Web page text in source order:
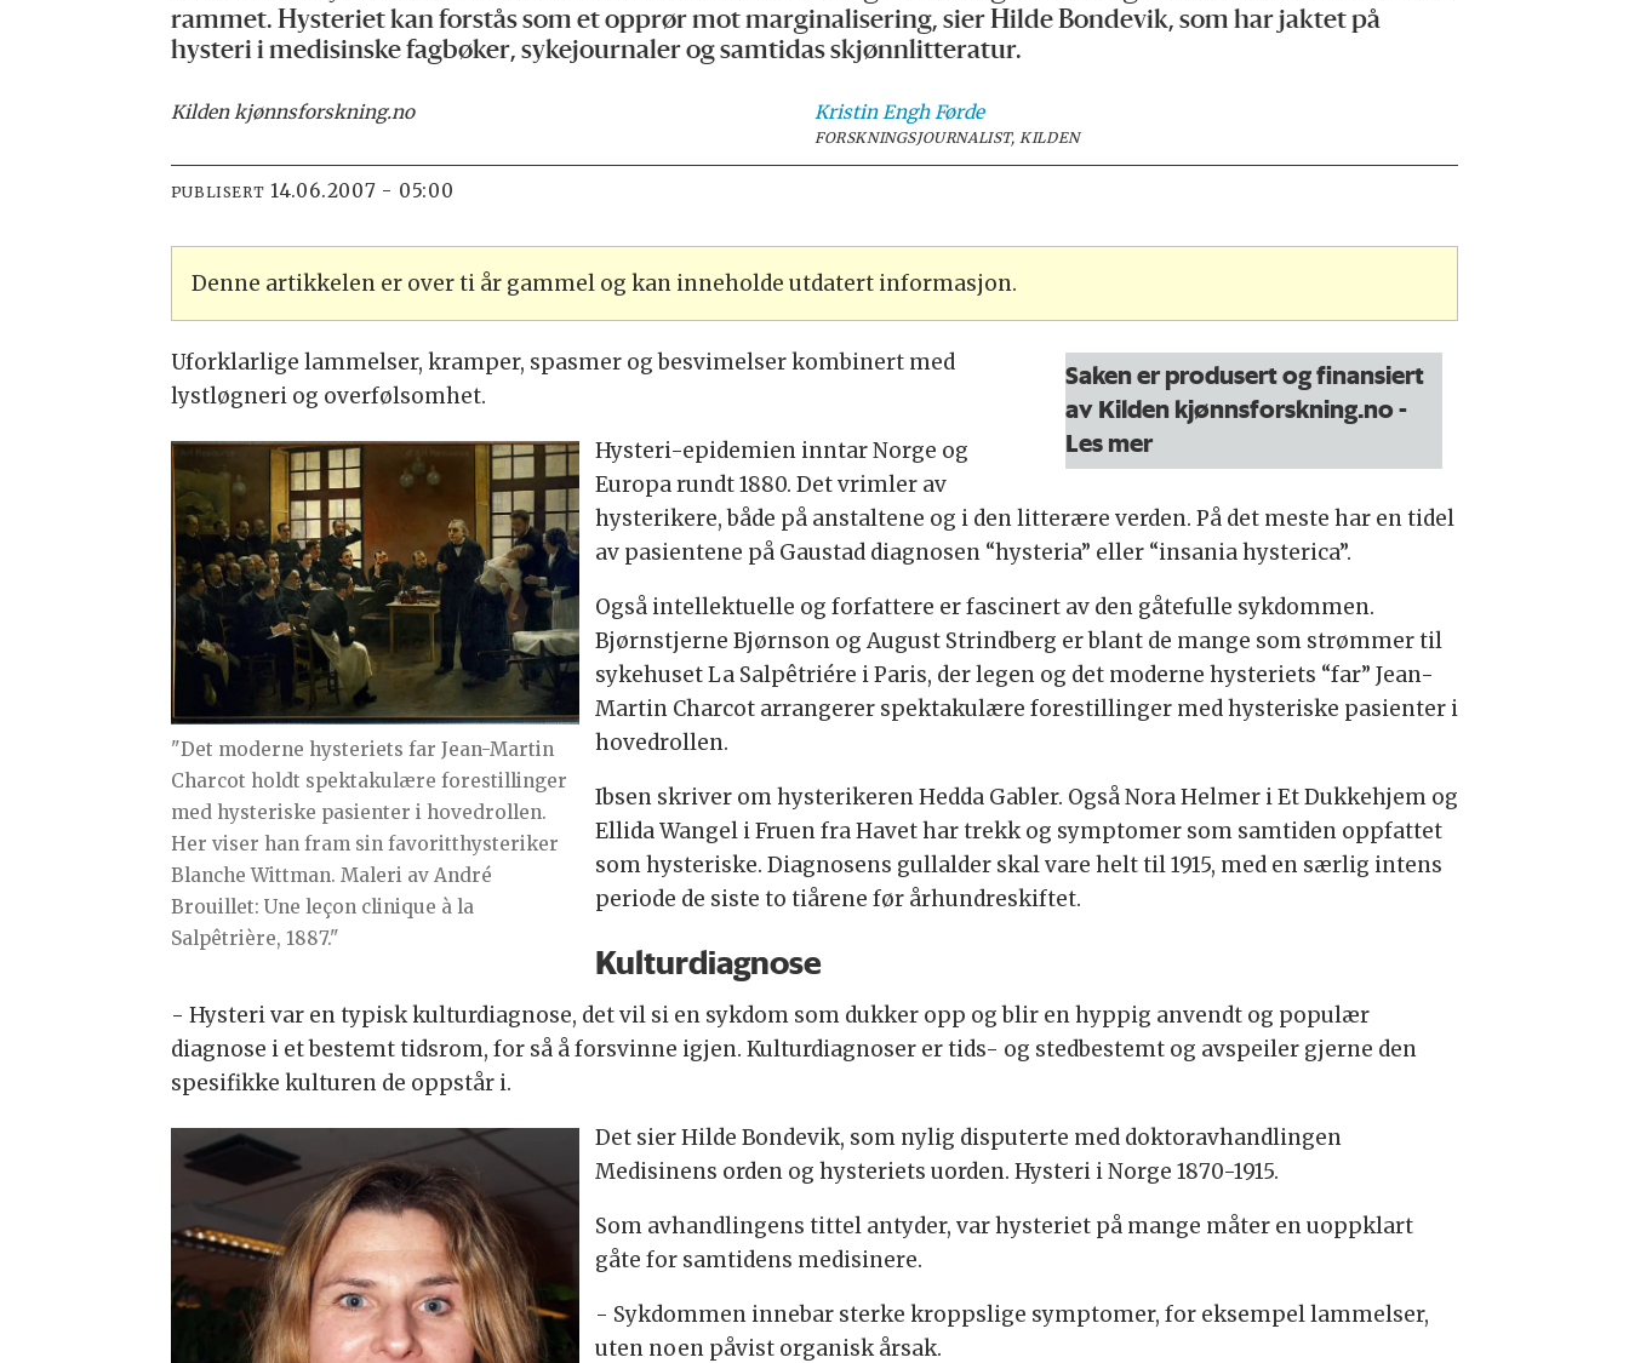
rammet. Hysteriet kan forstås som et opprør mot marginalisering, sier Hilde Bondevik, som har jaktet på
hysteri i medisinske fagbøker, sykejournaler og samtidas skjønnlitteratur.
Kilden kjønnsforskning.no Kristin Engh Førde
FORSKNINGSJOURNALIST, KILDEN
PUBLISERT 14.06.2007 - 05:00
Denne artikkelen er over ti år gammel og kan inneholde utdatert informasjon.
Saken er produsert og finansiert
av Kilden kjønnsforskning.no-
Les mer
Uforklarlige lammelser, kramper, spasmer og besvimelser kombinert med
lystløgneri og overfølsomhet.
"Det moderne hysteriets far Jean-Martin
Charcot holdt spektakulære forestillinger
med hysteriske pasienter i hovedrollen.
Her viser han fram sin favoritthysteriker
Blanche Wittman. Maleri av André
Brouillet: Une leçon clinique à la
Salpêtrière, 1887."
Hysteri-epidemien inntar Norge og
Europa rundt 1880. Det vrimler av
hysterikere, både på anstaltene og i den litterære verden. På det meste har en tidel
av pasientene på Gaustad diagnosen “hysteria” eller “insania hysterica”.
Også intellektuelle og forfattere er fascinert av den gåtefulle sykdommen.
Bjørnstjerne Bjørnson og August Strindberg er blant de mange som strømmer til
sykehuset La Salpêtriére i Paris, der legen og det moderne hysteriets “far” Jean-
Martin Charcot arrangerer spektakulære forestillinger med hysteriske pasienter i
hovedrollen.
Ibsen skriver om hysterikeren Hedda Gabler. Også Nora Helmer i Et Dukkehjem og
Ellida Wangel i Fruen fra Havet har trekk og symptomer som samtiden oppfattet
som hysteriske. Diagnosens gullalder skal vare helt til 1915, med en særlig intens
periode de siste to tiårene før århundreskiftet.
Kulturdiagnose
- Hysteri var en typisk kulturdiagnose, det vil si en sykdom som dukker opp og blir en hyppig anvendt og populær
diagnose i et bestemt tidsrom, for så å forsvinne igjen. Kulturdiagnoser er tids- og stedbestemt og avspeiler gjerne den
spesifikke kulturen de oppstår i.
Det sier Hilde Bondevik, som nylig disputerte med doktoravhandlingen
Medisinens orden og hysteriets uorden. Hysteri i Norge 1870-1915.
Som avhandlingens tittel antyder, var hysteriet på mange måter en uoppklart
gåte for samtidens medisinere.
- Sykdommen innebar sterke kroppslige symptomer, for eksempel lammelser,
uten noen påvist organisk årsak.